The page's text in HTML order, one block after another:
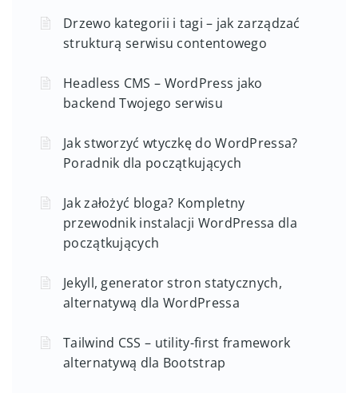
Drzewo kategorii i tagi – jak zarządzać
strukturą serwisu contentowego
Headless CMS – WordPress jako
backend Twojego serwisu
Jak stworzyć wtyczkę do WordPressa?
Poradnik dla początkujących
Jak założyć bloga? Kompletny
przewodnik instalacji WordPressa dla
początkujących
Jekyll, generator stron statycznych,
alternatywą dla WordPressa
Tailwind CSS – utility-first framework
alternatywą dla Bootstrap